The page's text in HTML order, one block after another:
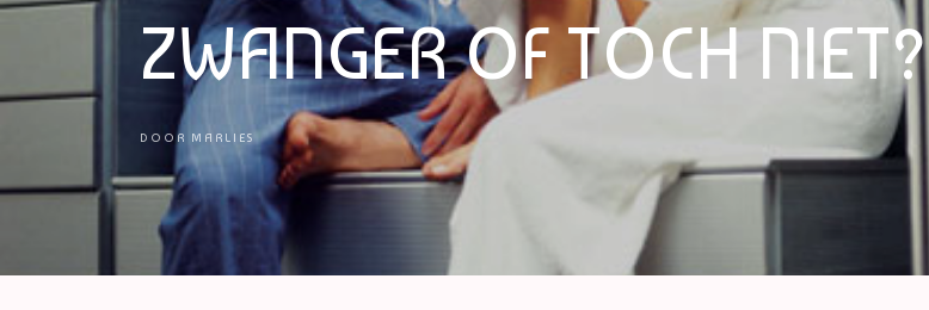
ZWANGER OF TOCH NIET?
DOOR MARLIES